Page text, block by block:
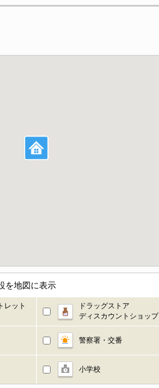
を地図に表示
レット
ドラッグストア
ディスカウントショップ
警察署・交番
小学校